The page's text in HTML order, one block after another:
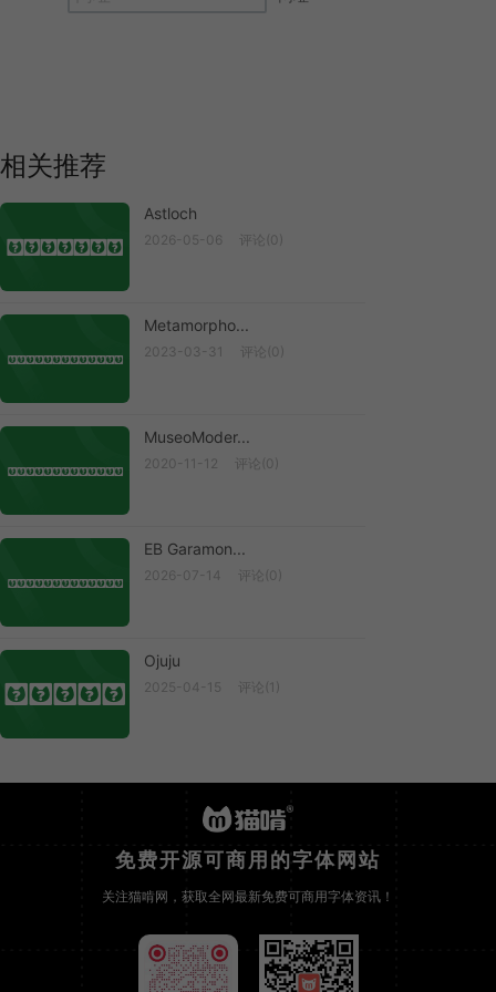
相关推荐
Astloch
Astloch
2026-05-06 评论(0)
Metamorpho...
Metamorpho...
2023-03-31 评论(0)
MuseoModer...
MuseoModer...
2020-11-12 评论(0)
EB Garamon...
EB Garamon...
2026-07-14 评论(0)
Ojuju
Ojuju
2025-04-15 评论(1)
免费开源可商用的字体网站
关注猫啃网，获取全网最新免费可商用字体资讯！